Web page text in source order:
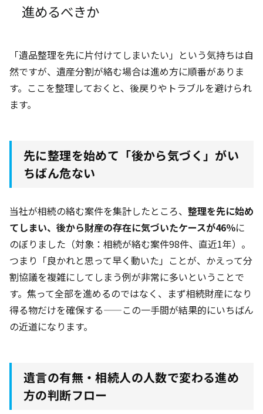
進めるべきか
「遺品整理を先に片付けてしまいたい」という気持ちは自
然ですが、遺産分割が絡む場合は進め方に順番がありま
す。ここを整理しておくと、後戻りやトラブルを避けられ
ます。
先に整理を始めて「後から気づく」がい
ちばん危ない
当社が相続の絡む案件を集計したところ、 整理を先に始め
てしまい、後から財産の存在に気づいたケースが46％に
のぼりました（対象：相続が絡む案件98件、直近1年）。
つまり「良かれと思って早く動いた」ことが、かえって分
割協議を複雑にしてしまう例が非常に多いということで
す。焦って全部を進めるのではなく、まず相続財産になり
得る物だけを確保する——この一手間が結果的にいちばん
の近道になります。
遺言の有無・相続人の人数で変わる進め
方の判断フロー